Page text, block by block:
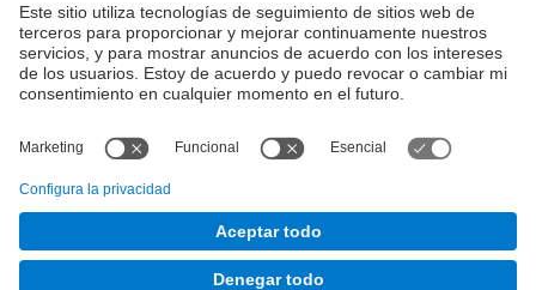
splay?
docid=alma991004203089706711&conte
xt=L&vid=34CSUC_UPC:VU1&lang=ca
Capacidades previas